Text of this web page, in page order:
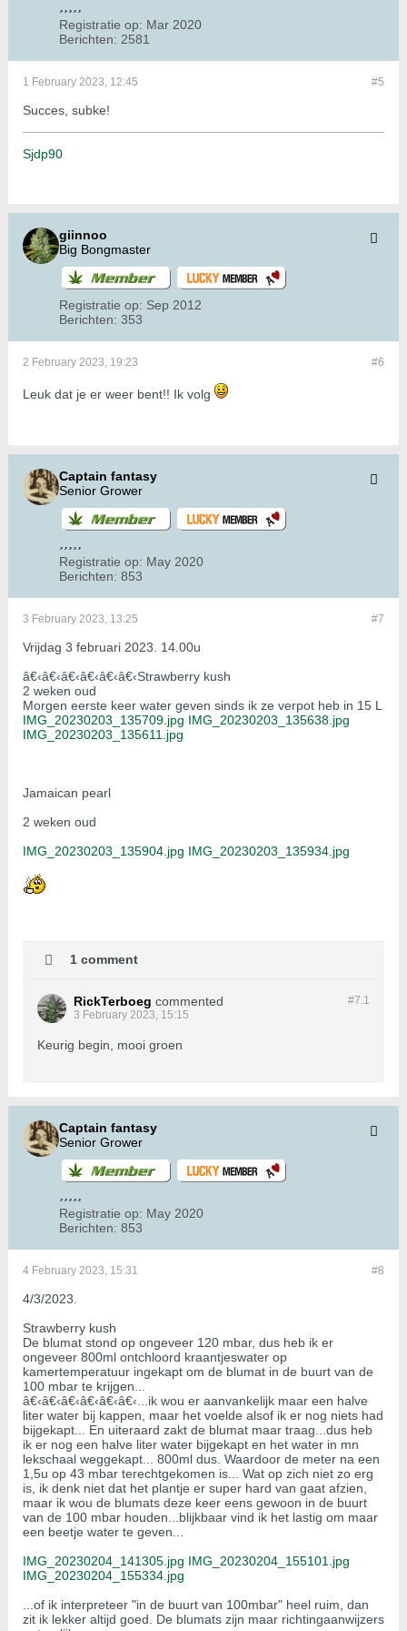
Registratie op: Mar 2020
Berichten: 2581
#5
1 February 2023, 12:45
Succes, subke!
Sjdp90
giinnoo
Big Bongmaster
Registratie op: Sep 2012
Berichten: 353
#6
2 February 2023, 19:23
Leuk dat je er weer bent!! Ik volg
Captain fantasy
Senior Grower
Registratie op: May 2020
Berichten: 853
#7
3 February 2023, 13:25
Vrijdag 3 februari 2023. 14.00u
â€‹â€‹â€‹â€‹â€‹â€‹Strawberry kush
2 weken oud
Morgen eerste keer water geven sinds ik ze verpot heb in 15 L
IMG_20230203_135709.jpg IMG_20230203_135638.jpg
IMG_20230203_135611.jpg
Jamaican pearl
2 weken oud
IMG_20230203_135904.jpg IMG_20230203_135934.jpg
1 comment
#7.1
RickTerboeg commented
3 February 2023, 15:15
Keurig begin, mooi groen
Captain fantasy
Senior Grower
Registratie op: May 2020
Berichten: 853
#8
4 February 2023, 15:31
4/3/2023.
Strawberry kush
De blumat stond op ongeveer 120 mbar, dus heb ik er
ongeveer 800ml ontchloord kraantjeswater op
kamertemperatuur ingekapt om de blumat in de buurt van de
100 mbar te krijgen...
â€‹â€‹â€‹â€‹â€‹â€‹...ik wou er aanvankelijk maar een halve
liter water bij kappen, maar het voelde alsof ik er nog niets had
bijgekapt... En uiteraard zakt de blumat maar traag...dus heb
ik er nog een halve liter water bijgekapt en het water in mn
lekschaal weggekapt... 800ml dus. Waardoor de meter na een
1,5u op 43 mbar terechtgekomen is... Wat op zich niet zo erg
is, ik denk niet dat het plantje er super hard van gaat afzien,
maar ik wou de blumats deze keer eens gewoon in de buurt
van de 100 mbar houden...blijkbaar vind ik het lastig om maar
een beetje water te geven...
IMG_20230204_141305.jpg IMG_20230204_155101.jpg
IMG_20230204_155334.jpg
...of ik interpreteer "in de buurt van 100mbar" heel ruim, dan
zit ik lekker altijd goed. De blumats zijn maar richtingaanwijzers